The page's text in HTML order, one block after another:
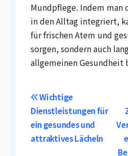
Mundpflege. Indem man
in den Alltag integriert,
für frischen Atem und
sorgen, sondern auch
allgemeinen Gesundheit
Post
navigation
Wichtige
Dienstleistungen für
ein gesundes und
attraktives Lächeln